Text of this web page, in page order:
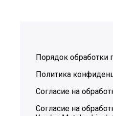
Порядок обработки
Политика
Согласие на
Согласие на